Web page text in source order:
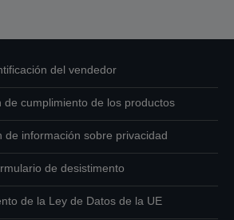
del vendedor
de cumplimiento de los productos
de información sobre privacidad
de desistimento
de la Ley de Datos de la UE